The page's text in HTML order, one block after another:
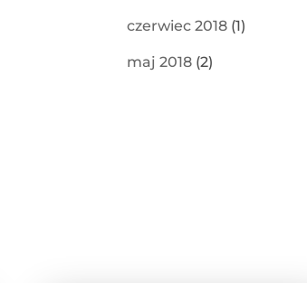
czerwiec 2018 (1)
maj 2018 (2)